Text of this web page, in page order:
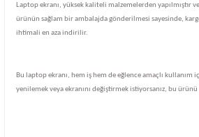
Laptop ekranı, yüksek kaliteli malzemelerden yapılmıştır
ürünün sağlam bir ambalajda gönderilmesi sayesinde,
ihtimali en aza indirilir.
Bu laptop ekranı, hem iş hem de eğlence amaçlı kullanım
yenilemek veya ekranını değiştirmek istiyorsanız, bu